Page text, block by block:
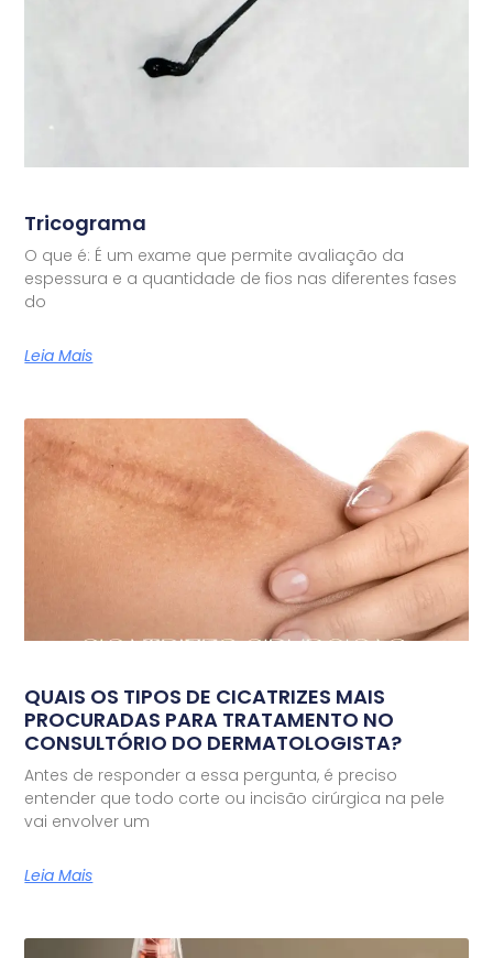
Tricograma
O que é: É um exame que permite avaliação da
espessura e a quantidade de fios nas diferentes fases
do
Leia Mais
QUAIS OS TIPOS DE CICATRIZES MAIS
PROCURADAS PARA TRATAMENTO NO
CONSULTÓRIO DO DERMATOLOGISTA?
Antes de responder a essa pergunta, é preciso
entender que todo corte ou incisão cirúrgica na pele
vai envolver um
Leia Mais